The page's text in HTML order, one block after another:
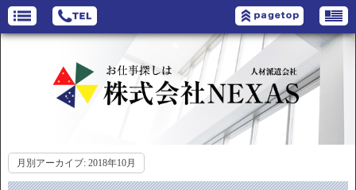
月別アーカイブ: 2018年10月